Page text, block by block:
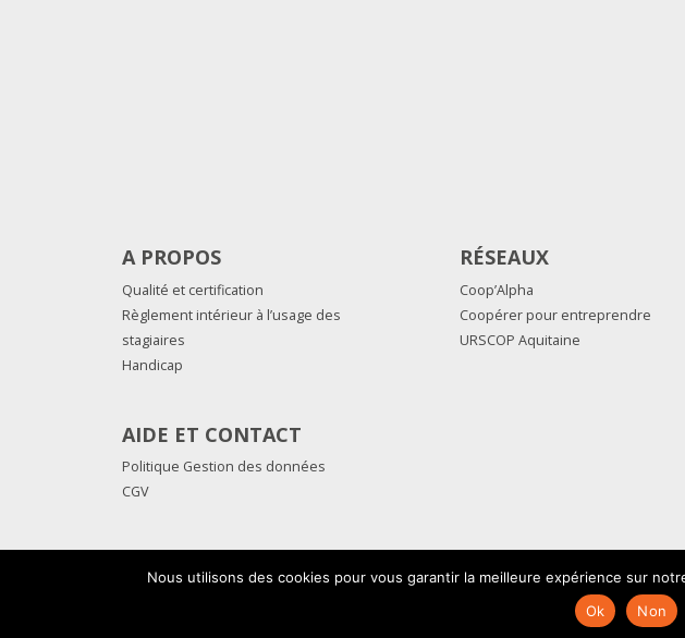
A PROPOS
Qualité et certification
Règlement intérieur à l’usage des
stagiaires
Handicap
AIDE ET CONTACT
Politique Gestion des données
CGV
RÉSEAUX
Coop’Alpha
Coopérer pour entreprendre
URSCOP Aquitaine
Nous utilisons des cookies pour vous garantir la meilleure expérience sur
Ok
Non